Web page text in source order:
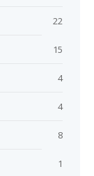
22
15
4
4
8
1